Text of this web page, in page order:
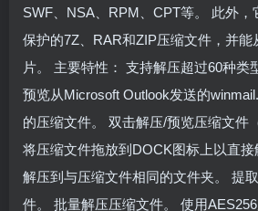
SWF、NSA、RPM、CPT等。 此外
保护的7Z、RAR和ZIP压缩文件，并能
片。 主要特性： 支持解压超过60种类
预览从Microsoft Outlook发送的
的压缩文件。 双击解压/预览压缩文件
将压缩文件拖放到DOCK图标上以直
解压到与压缩文件相同的文件夹。 提
件。 批量解压压缩文件。 使用AES256